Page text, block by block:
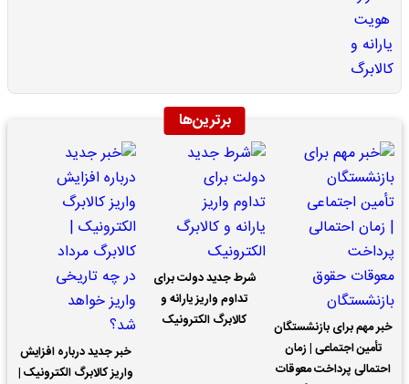
برترین‌ها
خبر مهم برای بازنشستگان
تأمین اجتماعی | زمان
احتمالی پرداخت معوقات
شرط جدید دولت برای
تداوم واریز یارانه و
کالابرگ الکترونیک
خبر جدید درباره افزایش
واریز کالابرگ الکترونیک |